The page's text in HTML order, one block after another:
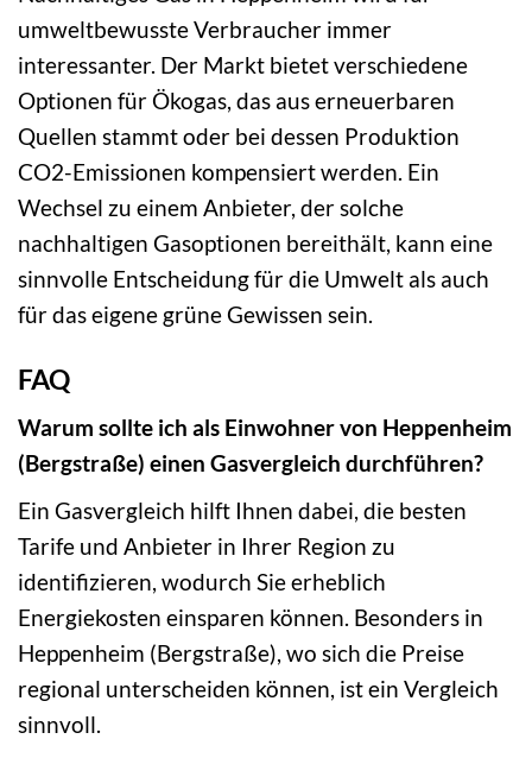
umweltbewusste Verbraucher immer
interessanter. Der Markt bietet verschiedene
Optionen für Ökogas, das aus erneuerbaren
Quellen stammt oder bei dessen Produktion
CO2-Emissionen kompensiert werden. Ein
Wechsel zu einem Anbieter, der solche
nachhaltigen Gasoptionen bereithält, kann eine
sinnvolle Entscheidung für die Umwelt als auch
für das eigene grüne Gewissen sein.
FAQ
Warum sollte ich als Einwohner von Heppenheim
(Bergstraße) einen Gasvergleich durchführen?
Ein Gasvergleich hilft Ihnen dabei, die besten
Tarife und Anbieter in Ihrer Region zu
identifizieren, wodurch Sie erheblich
Energiekosten einsparen können. Besonders in
Heppenheim (Bergstraße), wo sich die Preise
regional unterscheiden können, ist ein Vergleich
sinnvoll.